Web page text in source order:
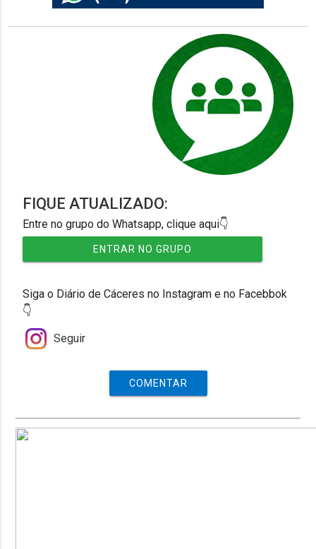
FIQUE ATUALIZADO:
Entre no grupo do Whatsapp, clique aqui👇
ENTRAR NO GRUPO
Siga o Diário de Cáceres no Instagram e no Facebbok
👇
Seguir
COMENTAR